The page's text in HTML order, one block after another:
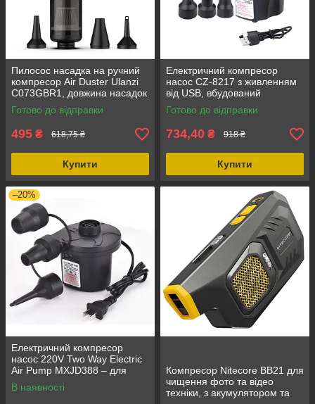
Пилосос насадка на ручний
компресор Air Duster Ulanzi
C073GBR1, довжина насадок
52 мм, діаметр 6-12 мм,
матеріал пластик
Готово до відправки
495 ₴ 618,75 ₴
Купити
Електричний компресор
насос CZ-8217 з живленням
від USB, вбудований
акумулятор li-ion 400– для
надувних матраців, басейнів,
Готово до відправки
734,40 ₴ 918 ₴
Купити
–20%
Електричний компресор
насос 220V Two Way Electric
Air Pump MXJD388 – для
надувних матраців, басейнів,
човнів
В наявності
Компресор Nitecore BB21 для
чищення фото та відео
техніки, з акумулятором та